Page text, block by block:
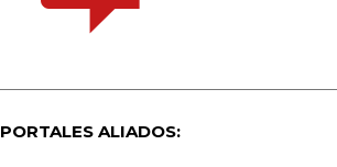
PORTALES ALIADOS: